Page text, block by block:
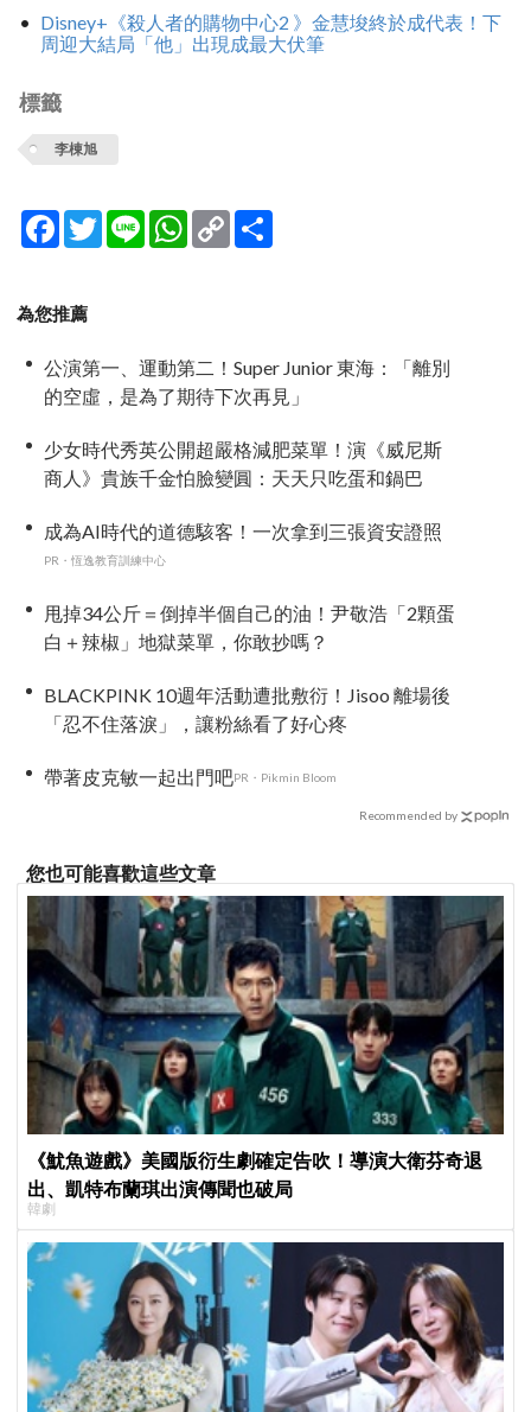
Disney+《殺人者的購物中心2 》金慧埈終於成代表！下
周迎大結局「他」出現成最大伏筆
標籤
李棟旭
Facebook
TwitterLine WhatsApp
Copy
Link
為您推薦
公演第一、運動第二！Super Junior 東海：「離別
的空虛，是為了期待下次再見」
少女時代秀英公開超嚴格減肥菜單！演《威尼斯
商人》貴族千金怕臉變圓：天天只吃蛋和鍋巴
成為AI時代的道德駭客！一次拿到三張資安證照
PR・恆逸教育訓練中心
甩掉34公斤＝倒掉半個自己的油！尹敬浩「2顆蛋
白＋辣椒」地獄菜單，你敢抄嗎？
BLACKPINK 10週年活動遭批敷衍！Jisoo 離場後
「忍不住落淚」，讓粉絲看了好心疼
帶著皮克敏一起出門吧PR・Pikmin Bloom
Recommended by
您也可能喜歡這些文章
《魷魚遊戲》美國版衍生劇確定告吹！導演大衛芬奇退
出、凱特布蘭琪出演傳聞也破局
韓劇